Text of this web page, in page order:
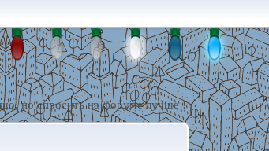
но спросить на форуме лучше !